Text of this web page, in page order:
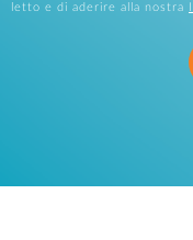
letto e di aderire alla nostra